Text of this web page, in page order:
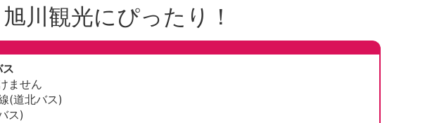
川観光にぴったり！
ません
(道北バス)
ス)